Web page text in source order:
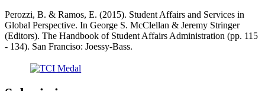
Perozzi, B. & Ramos, E. (2015). Student Affairs and Services in
Global Perspective. In George S. McClellan & Jeremy Stringer
(Editors). The Handbook of Student Affairs Administration (pp. 115
- 134). San Franciso: Joessy-Bass.